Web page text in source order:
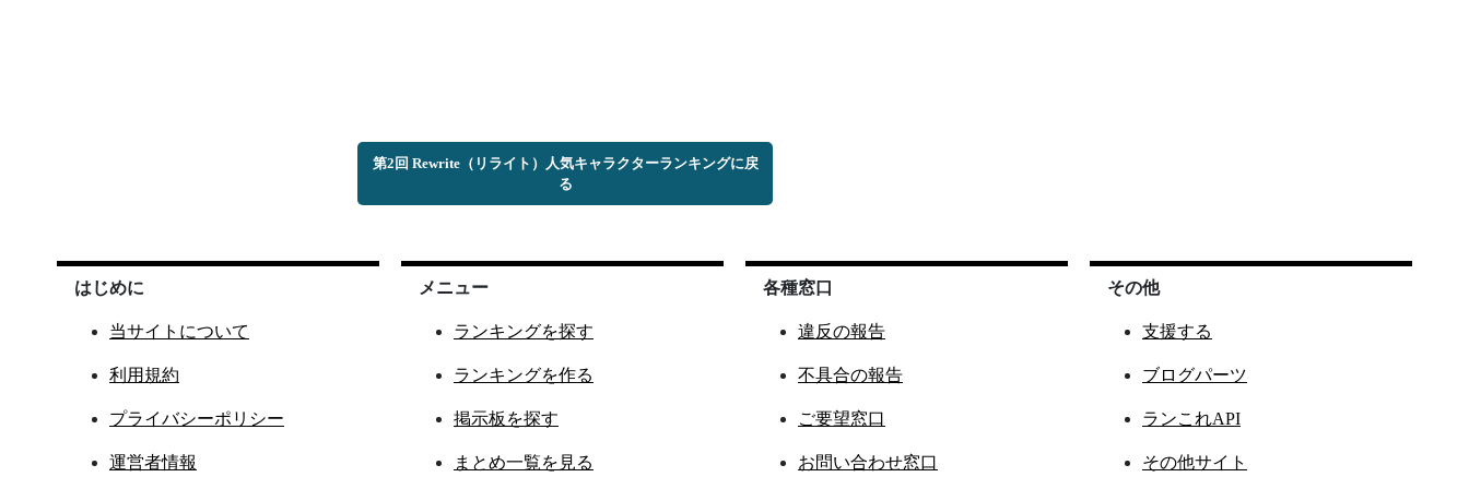
第2回 Rewrite（リライト）人気キャラクターランキングに戻
る
はじめに
当サイトについて
利用規約
プライバシーポリシー
運営者情報
メニュー
ランキングを探す
ランキングを作る
掲示板を探す
まとめ一覧を見る
各種窓口
違反の報告
不具合の報告
ご要望窓口
お問い合わせ窓口
その他
支援する
ブログパーツ
ランこれAPI
その他サイト